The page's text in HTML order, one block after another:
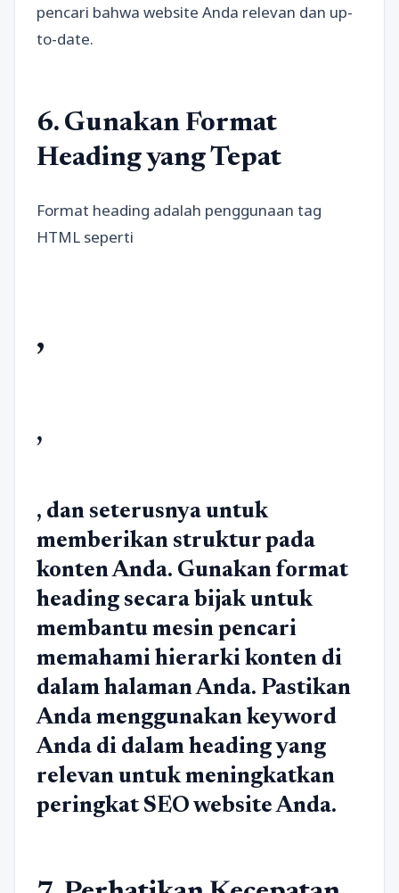
pencari bahwa website Anda relevan dan up-
to-date.
6. Gunakan Format
Heading yang Tepat
Format heading adalah penggunaan tag
HTML seperti
,
,
, dan seterusnya untuk
memberikan struktur pada
konten Anda. Gunakan format
heading secara bijak untuk
membantu mesin pencari
memahami hierarki konten di
dalam halaman Anda. Pastikan
Anda menggunakan keyword
Anda di dalam heading yang
relevan untuk meningkatkan
peringkat SEO website Anda.